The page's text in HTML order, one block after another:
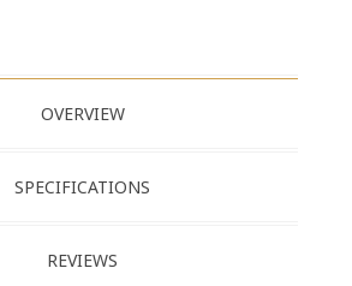
OVERVIEW
SPECIFICATIONS
REVIEWS